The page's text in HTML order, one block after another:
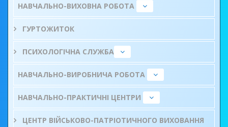
НАВЧАЛЬНО-ВИХОВНА РОБОТА
ГУРТОЖИТОК
ПСИХОЛОГІЧНА СЛУЖБА
НАВЧАЛЬНО-ВИРОБНИЧА РОБОТА
НАВЧАЛЬНО-ПРАКТИЧНІ ЦЕНТРИ
ЦЕНТР ВІЙСЬКОВО-ПАТРІОТИЧНОГО ВИХОВАННЯ